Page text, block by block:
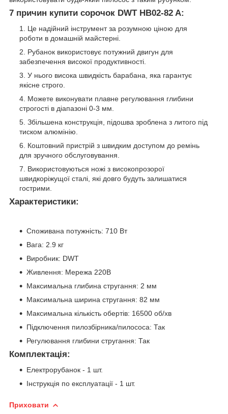
7 причин купити сорочок DWT HB02-82 A:
Це надійний інструмент за розумною ціною для
роботи в домашній майстерні.
Рубанок використовує потужний двигун для
забезпечення високої продуктивності.
У нього висока швидкість барабана, яка гарантує
якісне строго.
Можете виконувати плавне регулювання глибини
строгості в діапазоні 0-3 мм.
Збільшена конструкція, підошва зроблена з литого під
тиском алюмінію.
Коштовний пристрій з швидким доступом до ремінь
для зручного обслуговування.
Використовуються ножі з високопрозорої
швидкоріжущої сталі, які довго будуть залишатися
гострими.
Характеристики:
Споживана потужність: 710 Вт
Вага: 2.9 кг
Виробник: DWT
Живлення: Мережа 220В
Максимальна глибина стругання: 2 мм
Максимальна ширина стругання: 82 мм
Максимальна кількість обертів: 16500 об/хв
Підключення пилозбірника/пилососа: Так
Регулювання глибини стругання: Так
Комплектація:
Електрорубанок - 1 шт.
Інструкція по експлуатації - 1 шт.
Приховати